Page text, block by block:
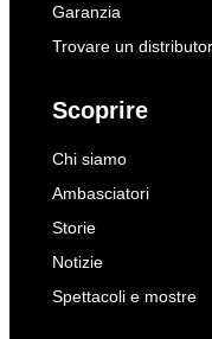
Garanzia
Trovare un
Scoprire
Chi siamo
Ambasciatori
Storie
Notizie
Spettacoli e mostre